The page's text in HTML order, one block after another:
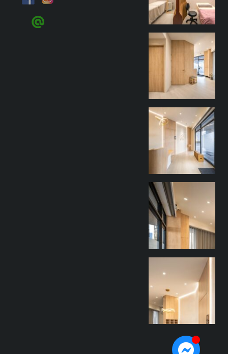
goothdesign
9 月 27
goothdesign
9 月 27
goothdesign
9 月 27
9 月 27